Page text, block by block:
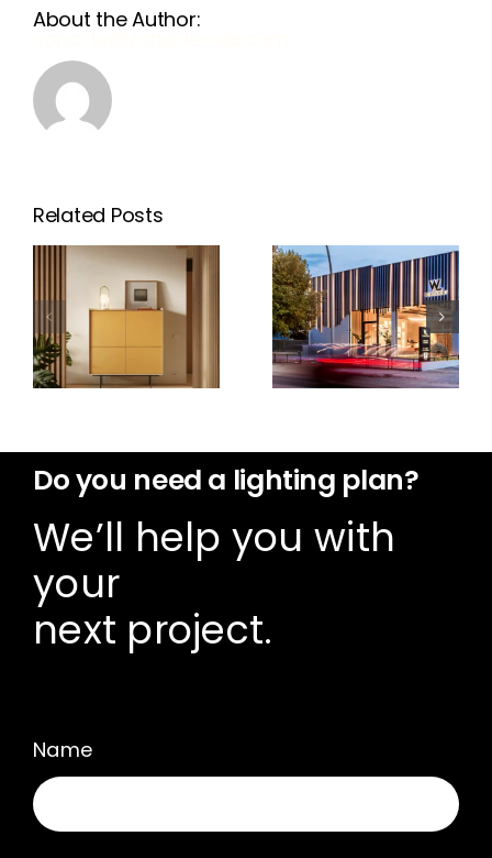
About the Author:
Related Posts
New Aura
Open
Frame
Lighting
showroom
in Mallorca
Do you need a lighting plan?
We’ll help you with
your
next project.
Name